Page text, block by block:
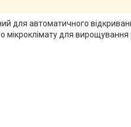
для автоматичного
для вирощування